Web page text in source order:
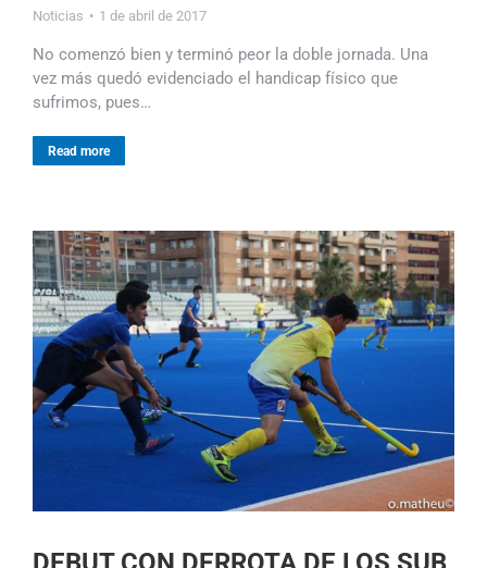
Noticias 1 de abril de 2017
No comenzó bien y terminó peor la doble jornada. Una
vez más quedó evidenciado el handicap físico que
sufrimos, pues…
Read more